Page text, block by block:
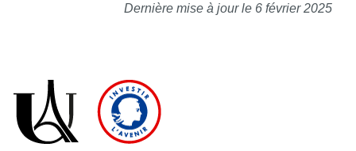
Dernière mise à jour le 6 février 2025